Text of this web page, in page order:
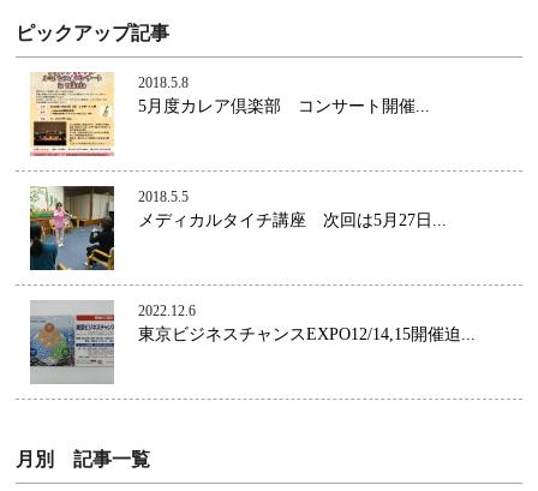
ピックアップ記事
2018.5.8
5月度カレア倶楽部 コンサート開催...
2018.5.5
メディカルタイチ講座 次回は5月27日...
2022.12.6
東京ビジネスチャンスEXPO12/14,15開催迫...
月別 記事一覧